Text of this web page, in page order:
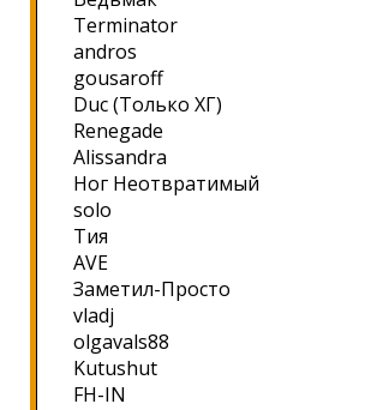
Terminator
andros
gousaroff
Duc (Только ХГ)
Renegade
Alissandra
Ног Неотвратимый
solo
Тия
AVE
Заметил-Просто
vladj
olgavals88
Kutushut
FH-IN